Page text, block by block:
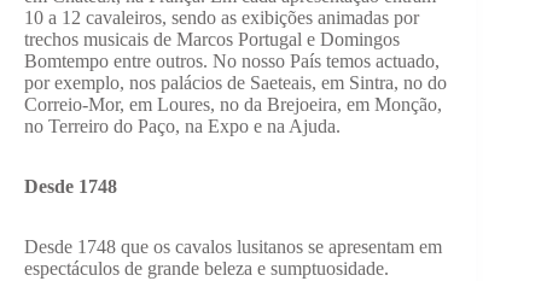
10 a 12 cavaleiros, sendo as exibições animadas por
trechos musicais de Marcos Portugal e Domingos
Bomtempo entre outros. No nosso País temos actuado,
por exemplo, nos palácios de Saeteais, em Sintra, no do
Correio-Mor, em Loures, no da Brejoeira, em Monção,
no Terreiro do Paço, na Expo e na Ajuda.
Desde 1748
Desde 1748 que os cavalos lusitanos se apresentam em
espectáculos de grande beleza e sumptuosidade.